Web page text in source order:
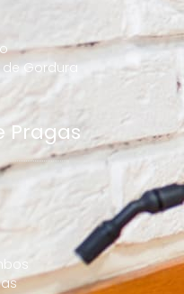
Gordura
Pragas